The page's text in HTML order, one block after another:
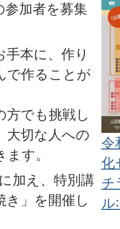
令
化
チ
ル
参加者を募集
本に、作り
で作ることが
方でも挑戦し
大切な人への
す。
加え、特別講
き」を開催し